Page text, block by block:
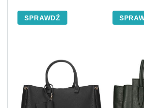
SPRAWDŹ